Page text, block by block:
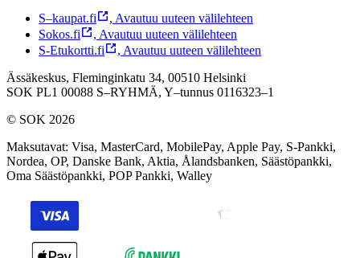
S–kaupat.fi , Avautuu uuteen välilehteen
Sokos.fi
, Avautuu uuteen välilehteen
S-Etukortti.fi
, Avautuu uuteen välilehteen
Ässäkeskus, Fleminginkatu 34, 00510 Helsinki
SOK PL1 00088 S–RYHMÄ, Y–tunnus 0116323–1
© SOK 2026
Maksutavat: Visa, MasterCard, MobilePay, Apple Pay, S-Pankki,
Nordea, OP, Danske Bank, Aktia, Ålandsbanken, Säästöpankki,
Oma Säästöpankki, POP Pankki, Walley